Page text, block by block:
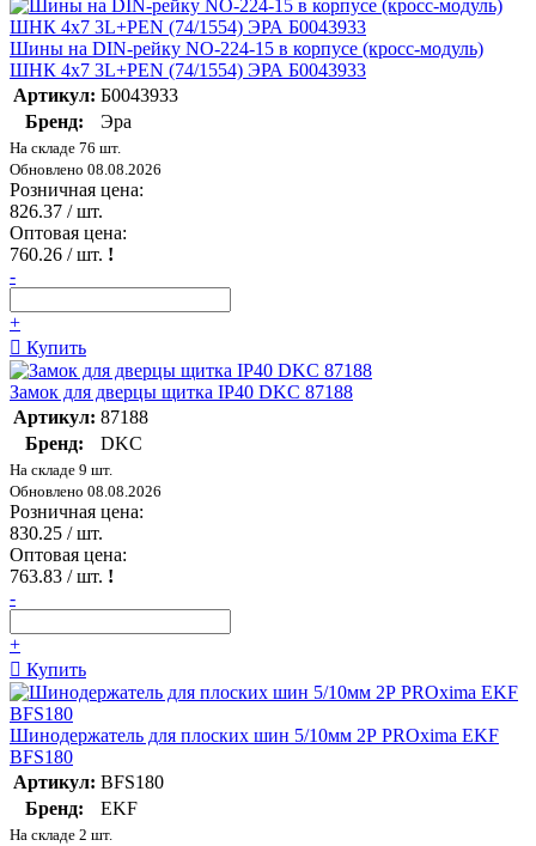
Шины на DIN-рейку NO-224-15 в корпусе (кросс-модуль)
ШНК 4х7 3L+PEN (74/1554) ЭРА Б0043933
Артикул: Б0043933
Бренд:
Эра
На складе 76 шт.
Обновлено 08.08.2026
Розничная цена:
826.37 / шт.
Оптовая цена:
760.26 / шт. !
-
+
Купить
Замок для дверцы щитка IP40 DKC 87188
Артикул: 87188
Бренд:
DKC
На складе 9 шт.
Обновлено 08.08.2026
Розничная цена:
830.25 / шт.
Оптовая цена:
763.83 / шт. !
-
+
Купить
Шинодержатель для плоских шин 5/10мм 2Р PROxima EKF
BFS180
Артикул: BFS180
Бренд:
EKF
На складе 2 шт.